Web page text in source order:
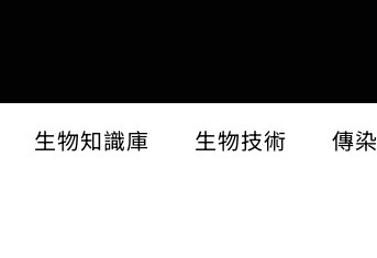
生物知識庫 生物技術 傳